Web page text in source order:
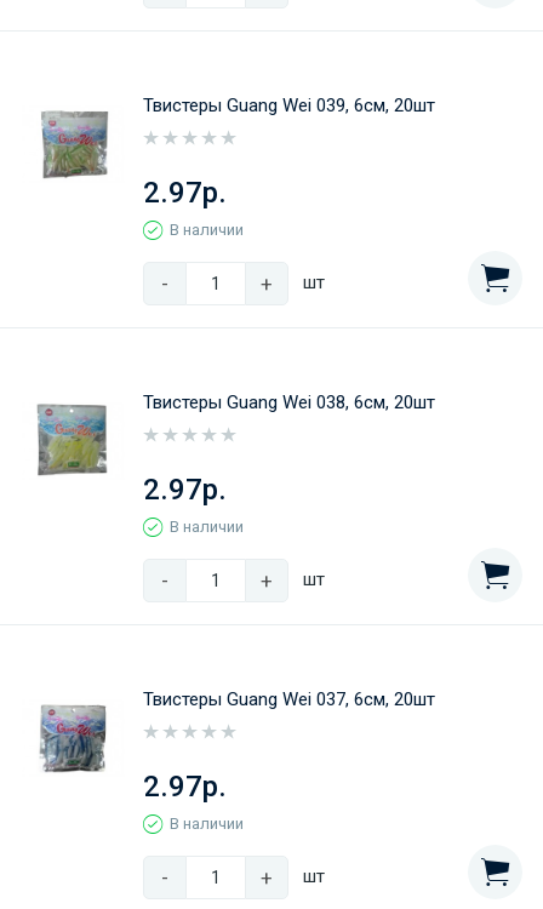
Твистеры Guang Wei 039, 6см, 20шт
2.97р.
В наличии
- + шт
Твистеры Guang Wei 038, 6см, 20шт
2.97р.
В наличии
- + шт
Твистеры Guang Wei 037, 6см, 20шт
2.97р.
В наличии
- + шт